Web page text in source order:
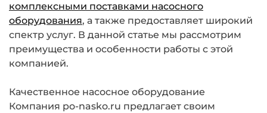
комплексными поставками насосного
оборудования, а также предоставляет широкий
спектр услуг. В данной статье мы рассмотрим
преимущества и особенности работы с этой
компанией.
Качественное насосное оборудование
Компания po-nasko.ru предлагает своим